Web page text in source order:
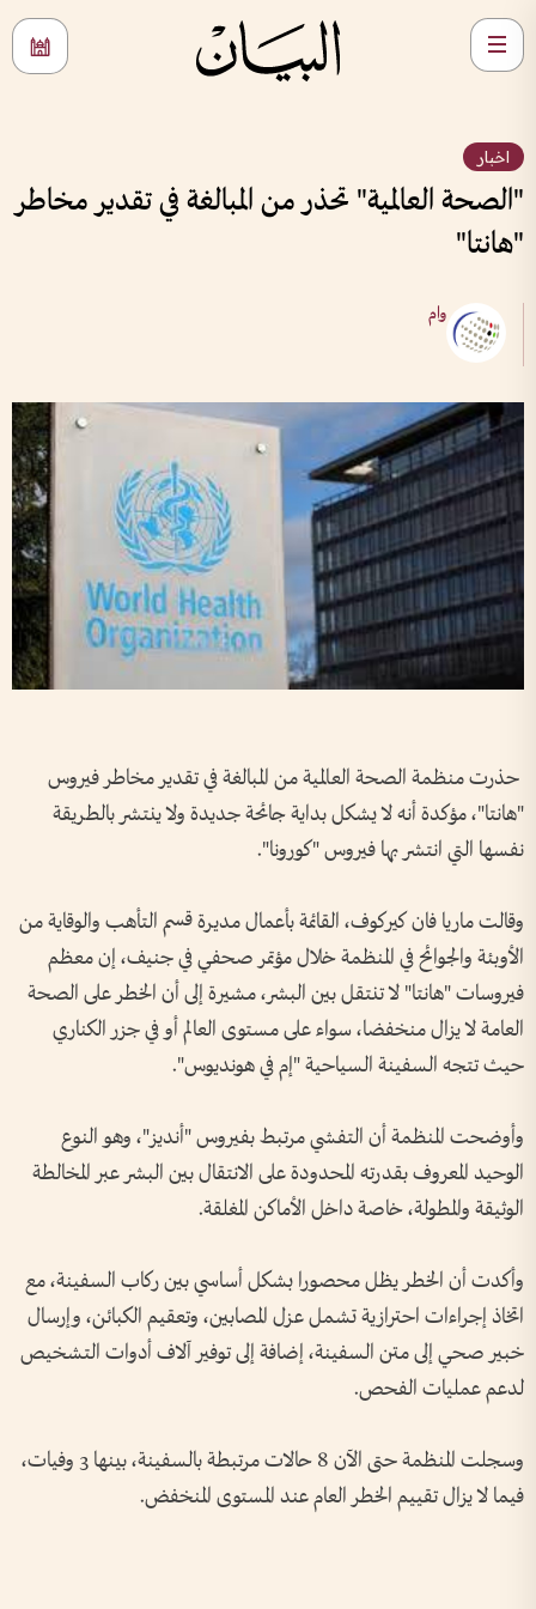
اخبار
"الصحة العالمية" تحذر من المبالغة في تقدير مخاطر
"هانتا"
وام
حذرت منظمة الصحة العالمية من المبالغة في تقدير مخاطر فيروس
"هانتا"، مؤكدة أنه لا يشكل بداية جائحة جديدة ولا ينتشر بالطريقة
نفسها التي انتشر بها فيروس "كورونا".
وقالت ماريا فان كيركوف، القائمة بأعمال مديرة قسم التأهب والوقاية من
الأوبئة والجوائح في المنظمة خلال مؤتمر صحفي في جنيف، إن معظم
فيروسات "هانتا" لا تنتقل بين البشر، مشيرة إلى أن الخطر على الصحة
العامة لا يزال منخفضا، سواء على مستوى العالم أو في جزر الكناري
حيث تتجه السفينة السياحية "إم في هونديوس".
وأوضحت المنظمة أن التفشي مرتبط بفيروس "أنديز"، وهو النوع
الوحيد المعروف بقدرته المحدودة على الانتقال بين البشر عبر المخالطة
الوثيقة والمطولة، خاصة داخل الأماكن المغلقة.
وأكدت أن الخطر يظل محصورا بشكل أساسي بين ركاب السفينة، مع
اتخاذ إجراءات احترازية تشمل عزل المصابين، وتعقيم الكبائن، وإرسال
خبير صحي إلى متن السفينة، إضافة إلى توفير آلاف أدوات التشخيص
لدعم عمليات الفحص.
وسجلت المنظمة حتى الآن 8 حالات مرتبطة بالسفينة، بينها 3 وفيات،
فيما لا يزال تقييم الخطر العام عند المستوى المنخفض.